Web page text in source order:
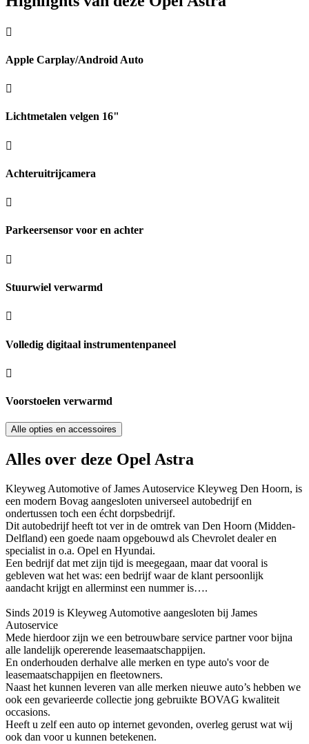
Apple Carplay/Android Auto
Lichtmetalen velgen 16"
Achteruitrijcamera
Parkeersensor voor en achter
Stuurwiel verwarmd
Volledig digitaal instrumentenpaneel
Voorstoelen verwarmd
Alle opties en accessoires
Alles over deze Opel Astra
Kleyweg Automotive of James Autoservice Kleyweg Den Hoorn, is
een modern Bovag aangesloten universeel autobedrijf en
ondertussen toch een écht dorpsbedrijf.
Dit autobedrijf heeft tot ver in de omtrek van Den Hoorn (Midden-
Delfland) een goede naam opgebouwd als Chevrolet dealer en
specialist in o.a. Opel en Hyundai.
Een bedrijf dat met zijn tijd is meegegaan, maar dat vooral is
gebleven wat het was: een bedrijf waar de klant persoonlijk
aandacht krijgt en allerminst een nummer is….
Sinds 2019 is Kleyweg Automotive aangesloten bij James
Autoservice
Mede hierdoor zijn we een betrouwbare service partner voor bijna
alle landelijk opererende leasemaatschappijen.
En onderhouden derhalve alle merken en type auto's voor de
leasemaatschappijen en fleetowners.
Naast het kunnen leveren van alle merken nieuwe auto’s hebben we
ook een gevarieerde collectie jong gebruikte BOVAG kwaliteit
occasions.
Heeft u zelf een auto op internet gevonden, overleg gerust wat wij
ook dan voor u kunnen betekenen.